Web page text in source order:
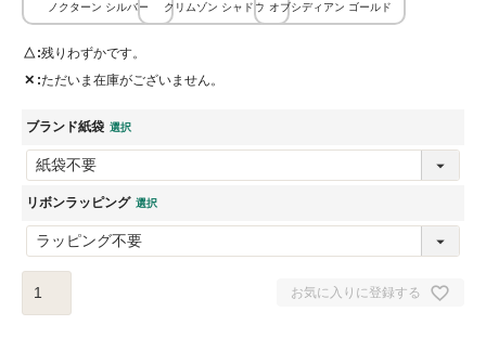
ノクターン シルバー クリムゾン シャドウ オブシディアン ゴールド
△ 残りわずかです。
✕ ただいま在庫がございません。
ブランド紙袋
リボンラッピング
お気に入りに登録する